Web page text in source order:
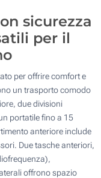
sicurezza
per il
per offrire comfort e
un trasporto comodo
due divisioni
portatile fino a 15
anteriore include
Due tasche anteriori,
offrono spazio